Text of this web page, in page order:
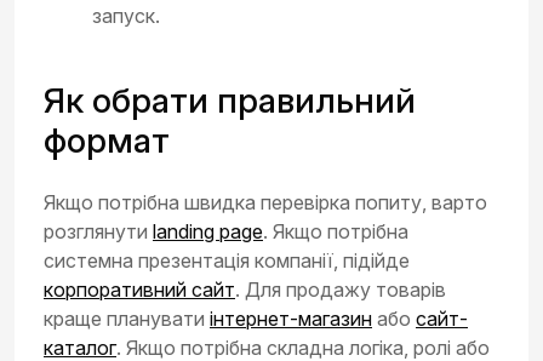
запуск.
Як обрати правильний
формат
Якщо потрібна швидка перевірка попиту, варто
розглянути landing page. Якщо потрібна
системна презентація компанії, підійде
корпоративний сайт. Для продажу товарів
краще планувати інтернет-магазин або сайт-
каталог. Якщо потрібна складна логіка, ролі або